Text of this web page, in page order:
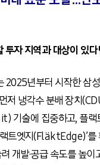
투자 지역과 대상이 있다
2025년부터 시작한 삼
저 냉각수 분배 장치
술에 집중하고, 플랙
트엣지(FläktEdge)’를
개발·공급 속도를 높이